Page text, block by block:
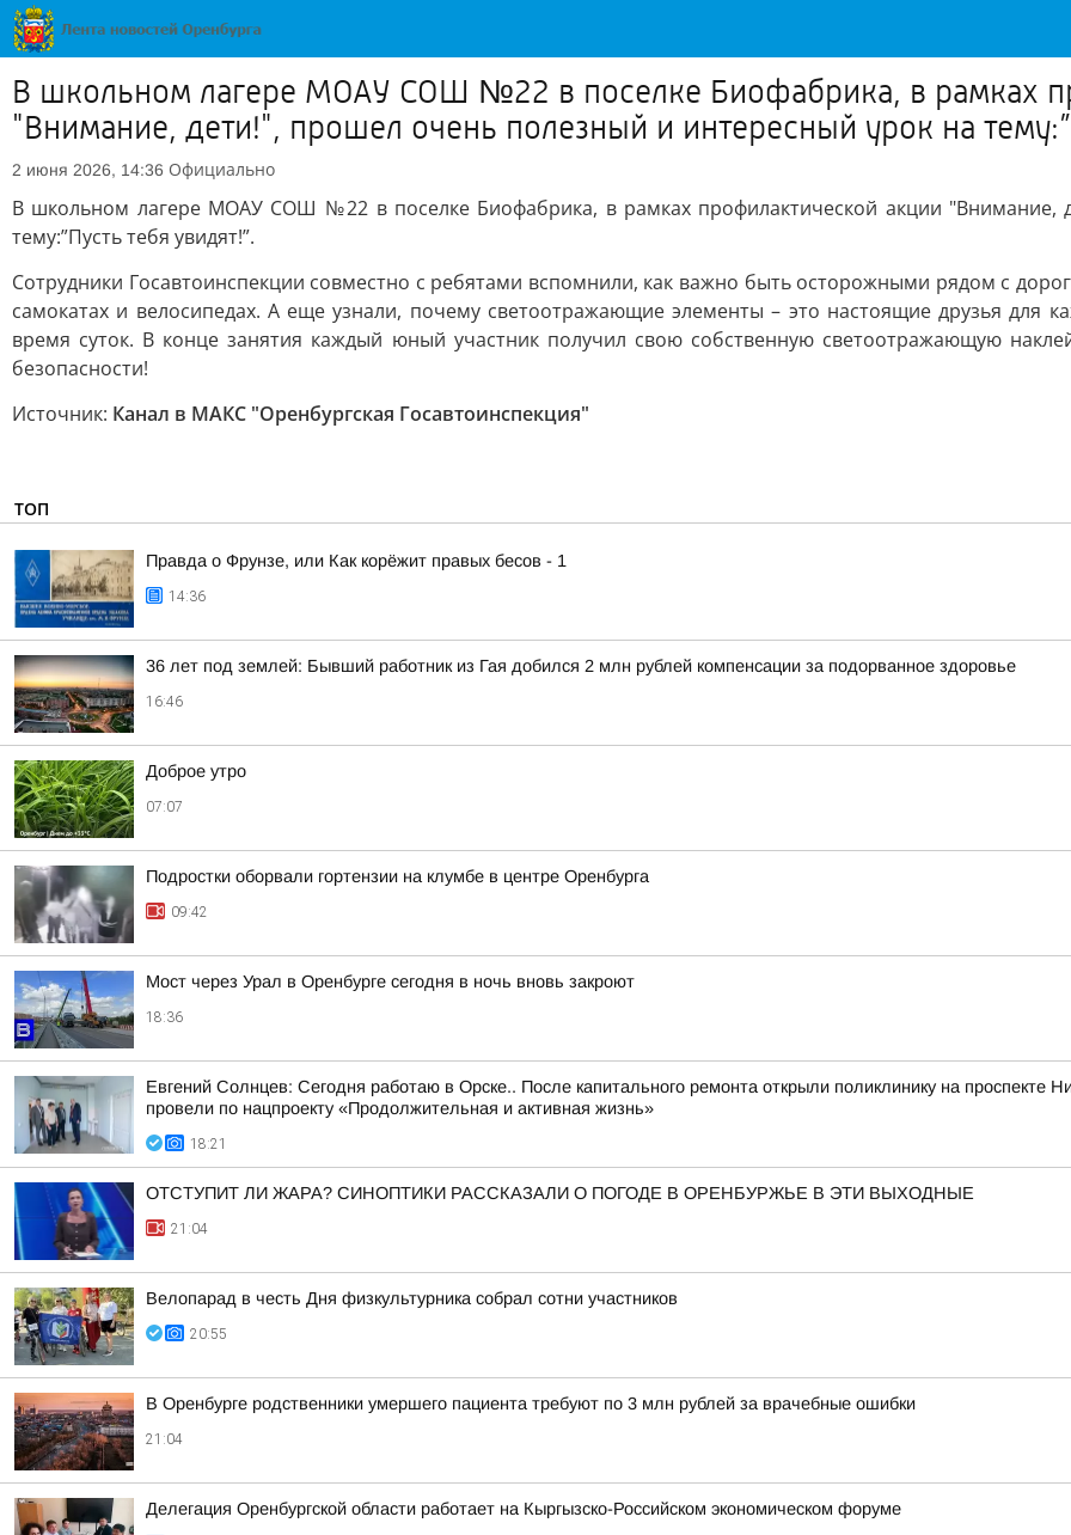
В школьном лагере МОАУ СОШ №22 в поселке Биофабрика, в рамках
"Внимание, дети!", прошел очень полезный и интересный урок на
2 июня 2026, 14:36 Официально
В школьном лагере МОАУ СОШ №22 в поселке Биофабрика, в рамках профилактической акции "Внимание,
тему:”Пусть тебя увидят!”.
Сотрудники Госавтоинспекции совместно с ребятами вспомнили, как важно быть осторожными рядом с
самокатах и велосипедах. А еще узнали, почему светоотражающие элементы – это настоящие друзья для
время суток. В конце занятия каждый юный участник получил свою собственную светоотражающую
безопасности!
Источник: Канал в МАКС "Оренбургская Госавтоинспекция"
ТОП
Правда о Фрунзе, или Как корёжит правых бесов - 1
14:36
36 лет под землей: Бывший работник из Гая добился 2 млн рублей компенсации за подорванное здоровье
16:46
Доброе утро
07:07
Подростки оборвали гортензии на клумбе в центре Оренбурга
09:42
Мост через Урал в Оренбурге сегодня в ночь вновь закроют
18:36
Евгений Солнцев: Сегодня работаю в Орске.. После капитального ремонта открыли поликлинику на
провели по нацпроекту «Продолжительная и активная жизнь»
18:21
ОТСТУПИТ ЛИ ЖАРА? СИНОПТИКИ РАССКАЗАЛИ О ПОГОДЕ В ОРЕНБУРЖЬЕ В ЭТИ ВЫХОДНЫЕ
21:04
Велопарад в честь Дня физкультурника собрал сотни участников
20:55
В Оренбурге родственники умершего пациента требуют по 3 млн рублей за врачебные ошибки
21:04
Делегация Оренбургской области работает на Кыргызско-Российском экономическом форуме